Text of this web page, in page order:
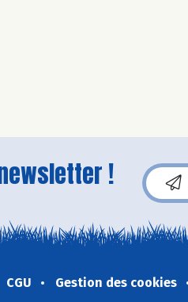
!
CGU Gestion des cookies